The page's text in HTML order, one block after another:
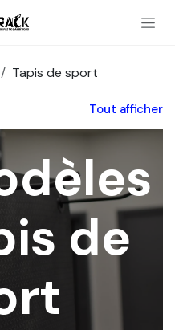
Tapis de sport
Tout afficher
de